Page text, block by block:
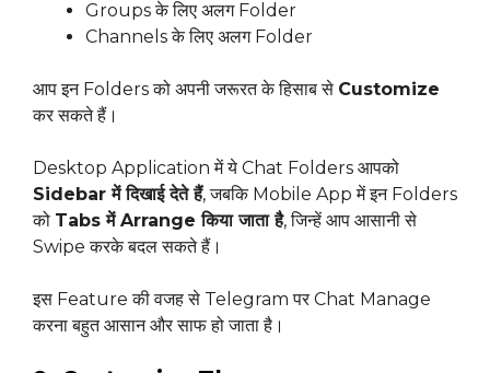
Groups के लिए अलग Folder
Channels के लिए अलग Folder
आप इन Folders को अपनी जरूरत के हिसाब से Customize
कर सकते हैं।
Desktop Application में ये Chat Folders आपको
Sidebar में दिखाई देते हैं, जबकि Mobile App में इन Folders
को Tabs में Arrange किया जाता है, जिन्हें आप आसानी से
Swipe करके बदल सकते हैं।
इस Feature की वजह से Telegram पर Chat Manage
करना बहुत आसान और साफ हो जाता है।